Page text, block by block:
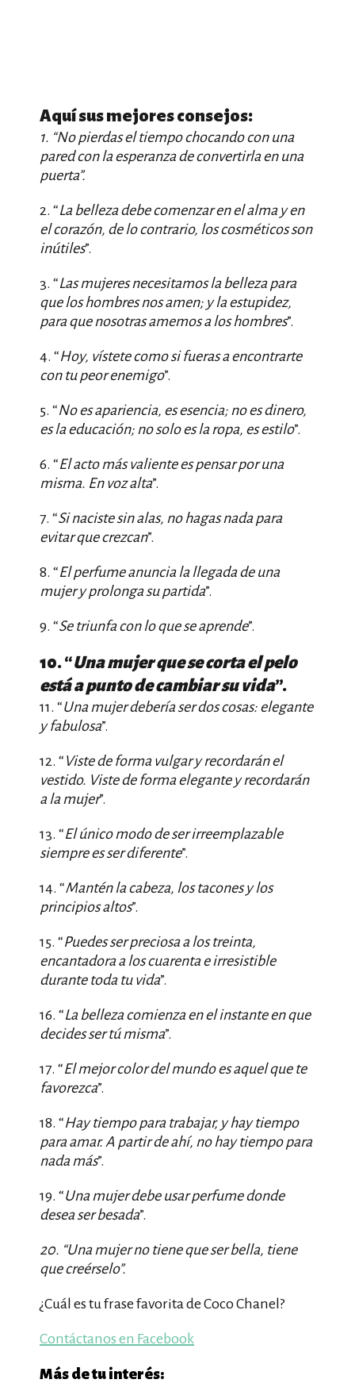
Aquí sus mejores consejos:
1. “No pierdas el tiempo chocando con una
pared con la esperanza de convertirla en una
puerta”.
2. “La belleza debe comenzar en el alma y en
el corazón, de lo contrario, los cosméticos son
inútiles”.
3. “Las mujeres necesitamos la belleza para
que los hombres nos amen; y la estupidez,
para que nosotras amemos a los hombres”.
4. “Hoy, vístete como si fueras a encontrarte
con tu peor enemigo”.
5. “No es apariencia, es esencia; no es dinero,
es la educación; no solo es la ropa, es estilo”.
6. “El acto más valiente es pensar por una
misma. En voz alta”.
7. “Si naciste sin alas, no hagas nada para
evitar que crezcan”.
8. “El perfume anuncia la llegada de una
mujer y prolonga su partida”.
9. “Se triunfa con lo que se aprende”.
10. “Una mujer que se corta el pelo
está a punto de cambiar su vida”.
11. “Una mujer debería ser dos cosas: elegante
y fabulosa”.
12. “ Viste de forma vulgar y recordarán el
vestido. Viste de forma elegante y recordarán
a la mujer”.
13. “El único modo de ser irreemplazable
siempre es ser diferente”.
14. “Mantén la cabeza, los tacones y los
principios altos”.
15. “Puedes ser preciosa a los treinta,
encantadora a los cuarenta e irresistible
durante toda tu vida”.
16. “La belleza comienza en el instante en que
decides ser tú misma”.
17. “El mejor color del mundo es aquel que te
favorezca”.
18. “Hay tiempo para trabajar, y hay tiempo
para amar. A partir de ahí, no hay tiempo para
nada más”.
19. “Una mujer debe usar perfume donde
desea ser besada”.
20. “Una mujer no tiene que ser bella, tiene
que creérselo”.
¿Cuál es tu frase favorita de Coco Chanel?
Contáctanos en Facebook
Más de tu interés: